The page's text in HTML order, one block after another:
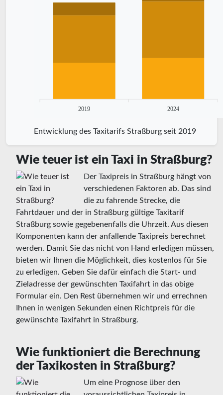
2019 2024
Entwicklung des Taxitarifs Straßburg seit 2019
Wie teuer ist ein Taxi in Straßburg?
Der Taxipreis in Straßburg hängt von
verschiedenen Faktoren ab. Das sind
die zu fahrende Strecke, die
Fahrtdauer und der in Straßburg gültige Taxitarif
Straßburg sowie gegebenenfalls die Uhrzeit. Aus diesen
Komponenten kann der anfallende Taxipreis berechnet
werden. Damit Sie das nicht von Hand erledigen müssen,
bieten wir Ihnen die Möglichkeit, dies kostenlos für Sie
zu erledigen. Geben Sie dafür einfach die Start- und
Zieladresse der gewünschten Taxifahrt in das obige
Formular ein. Den Rest übernehmen wir und errechnen
Ihnen in wenigen Sekunden einen Richtpreis für die
gewünschte Taxifahrt in Straßburg.
Wie funktioniert die Berechnung
der Taxikosten in Straßburg?
Um eine Prognose über den